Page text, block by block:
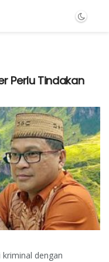
Perlu Tindakan
dengan